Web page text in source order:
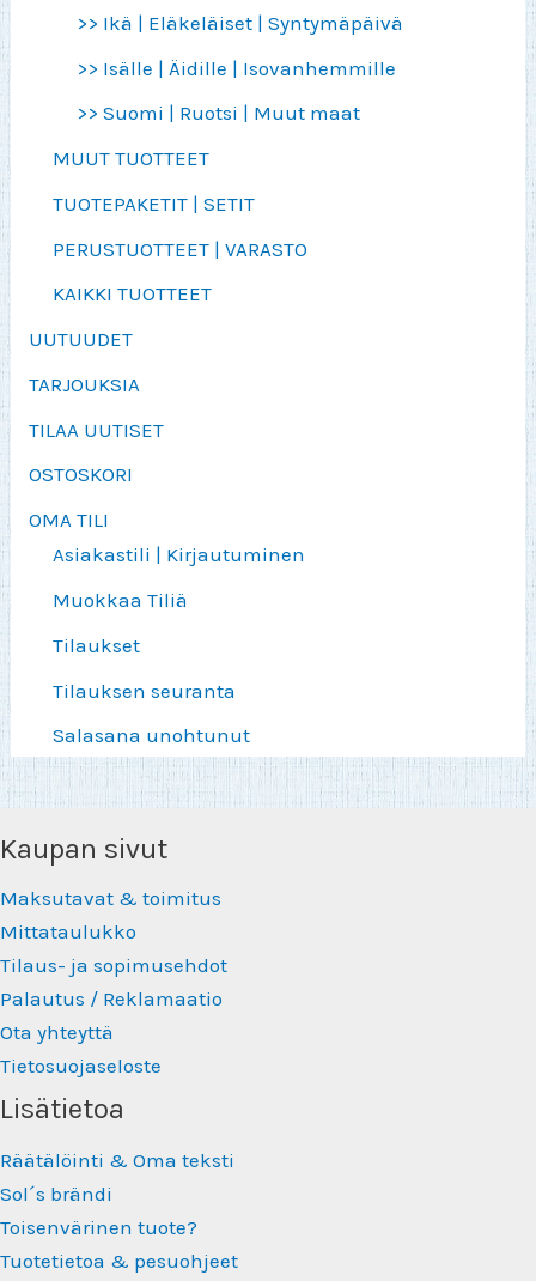
>> Ikä | Eläkeläiset | Syntymäpäivä
>> Isälle | Äidille | Isovanhemmille
>> Suomi | Ruotsi | Muut maat
MUUT TUOTTEET
TUOTEPAKETIT | SETIT
PERUSTUOTTEET | VARASTO
KAIKKI TUOTTEET
UUTUUDET
TARJOUKSIA
TILAA UUTISET
OSTOSKORI
OMA TILI
Asiakastili | Kirjautuminen
Muokkaa Tiliä
Tilaukset
Tilauksen seuranta
Salasana unohtunut
Kaupan sivut
Maksutavat & toimitus
Mittataulukko
Tilaus- ja sopimusehdot
Palautus / Reklamaatio
Ota yhteyttä
Tietosuojaseloste
Lisätietoa
Räätälöinti & Oma teksti
Sol´s brändi
Toisenvärinen tuote?
Tuotetietoa & pesuohjeet